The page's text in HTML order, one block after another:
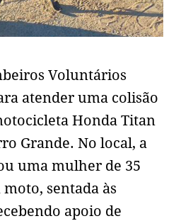
Voluntários
atender uma colisão
Honda Titan
Grande. No local, a
uma mulher de 35
sentada às
apoio de